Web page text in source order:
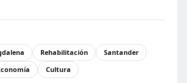
Rehabilitación
Santander
Cultura